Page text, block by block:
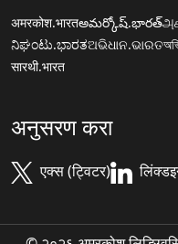
अमरकोश.भारतఅమర్కోష్.భారత్
ನಿಘಂಟು.ಭಾರತଅଭିଧାନ.ଭାରତ
सारथी.भारत
अनुसरण करा
एक्स (ट्विटर)